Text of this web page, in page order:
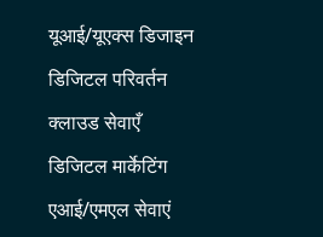
यूआई/यूएक्स डिजाइन
डिजिटल परिवर्तन
क्लाउड सेवाएँ
डिजिटल मार्केटिंग
एआई/एमएल सेवाएं